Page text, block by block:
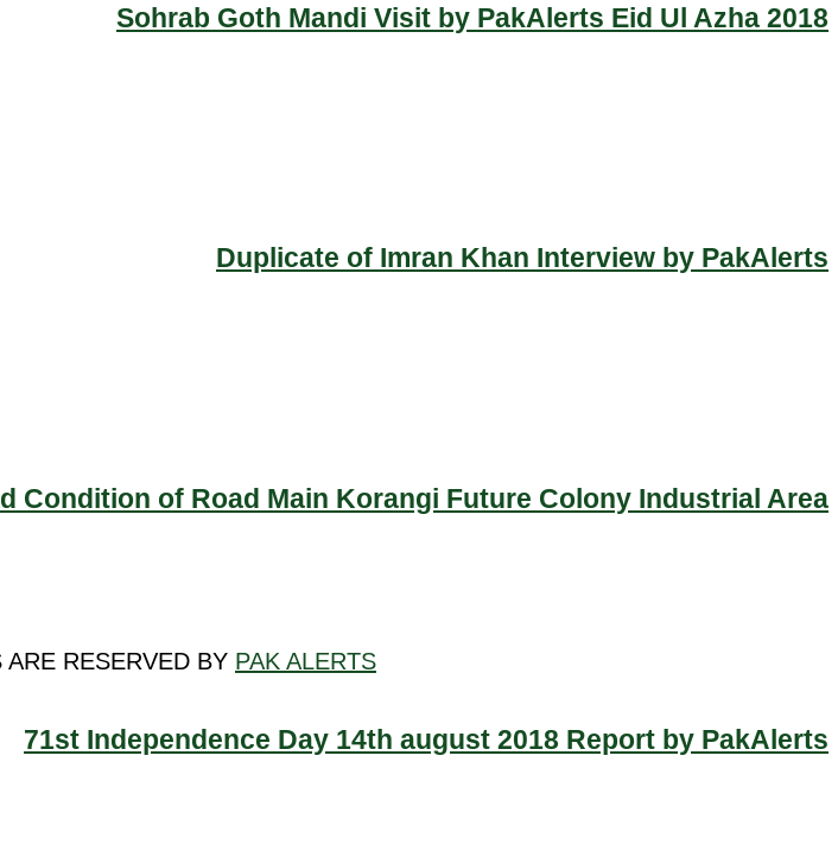
Sohrab Goth Mandi Visit by PakAlerts Eid Ul Azha 2018
Duplicate of Imran Khan Interview by PakAlerts
Condition of Road Main Korangi Future Colony Industrial Area
71st Independence Day 14th august 2018 Report by PakAlerts
RESERVED BY PAK ALERTS